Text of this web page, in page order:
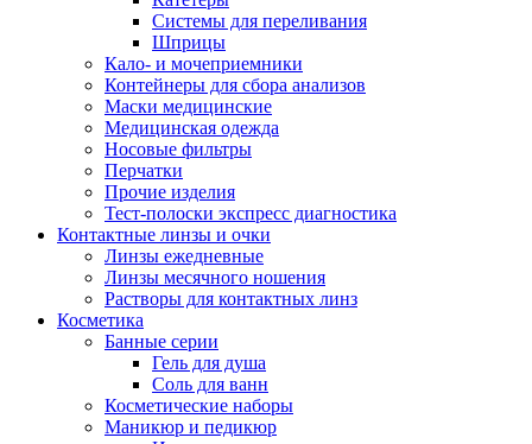
Системы для переливания
Шприцы
Кало- и мочеприемники
Контейнеры для сбора анализов
Маски медицинские
Медицинская одежда
Носовые фильтры
Перчатки
Прочие изделия
Тест-полоски экспресс диагностика
Контактные линзы и очки
Линзы ежедневные
Линзы месячного ношения
Растворы для контактных линз
Косметика
Банные серии
Гель для душа
Соль для ванн
Косметические наборы
Маникюр и педикюр